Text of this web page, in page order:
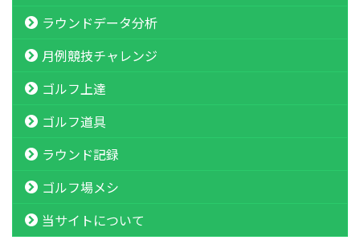
ラウンドデータ分析
月例競技チャレンジ
ゴルフ上達
ゴルフ道具
ラウンド記録
ゴルフ場メシ
当サイトについて